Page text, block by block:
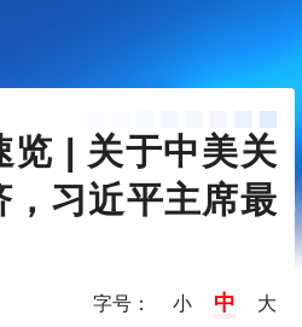
览 | 关于中美关
，习近平主席最
字号： 小 中 大